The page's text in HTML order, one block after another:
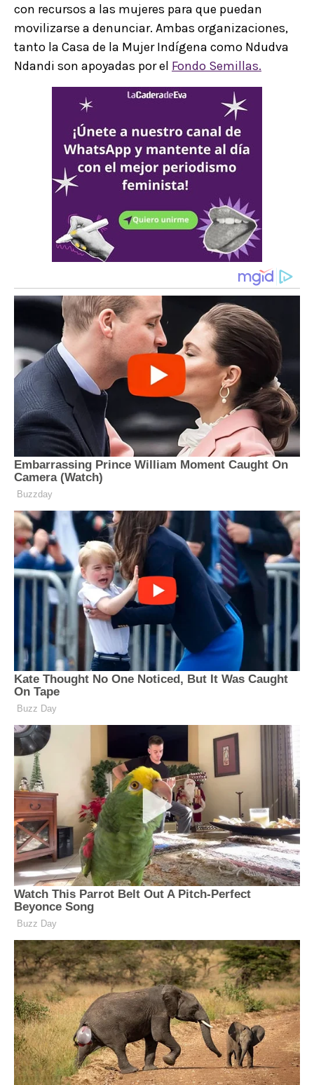
con recursos a las mujeres para que puedan
movilizarse a denunciar. Ambas organizaciones,
tanto la Casa de la Mujer Indígena como Ndudva
Ndandi son apoyadas por el Fondo Semillas.